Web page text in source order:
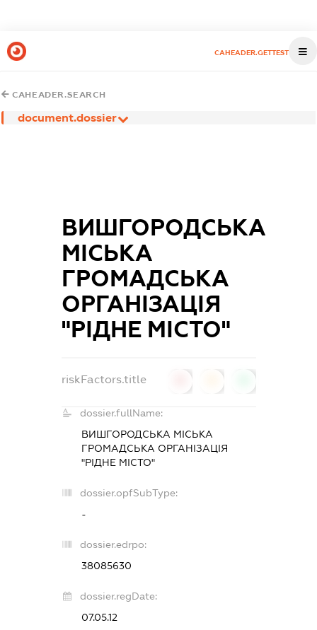
CAHEADER.GETTEST
CAHEADER.SEARCH
document.dossier
ВИШГОРОДСЬКА
МІСЬКА
ГРОМАДСЬКА
ОРГАНІЗАЦІЯ
"РІДНЕ МІСТО"
riskFactors.title
dossier.fullName:
ВИШГОРОДСЬКА МІСЬКА
ГРОМАДСЬКА ОРГАНІЗАЦІЯ
"РІДНЕ МІСТО"
dossier.opfSubType:
-
dossier.edrpo:
38085630
dossier.regDate:
07.05.12